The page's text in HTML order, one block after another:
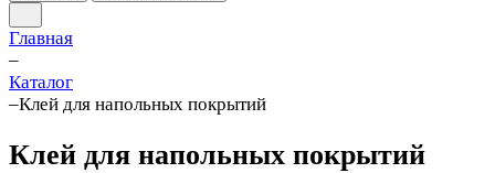
Главная
–
Каталог
–Клей для напольных покрытий
Клей для напольных покрытий